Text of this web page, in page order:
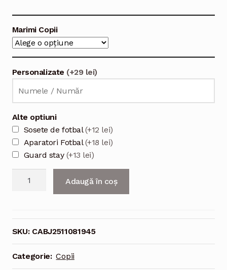
Marimi Copii
Personalizate (+29 lei)
Alte optiuni
Sosete de fotbal(+12 lei)
Aparatori Fotbal(+18 lei)
Guard stay (+13 lei)
Adaugă în coș
SKU: CABJ2511081945
Categorie: Copii